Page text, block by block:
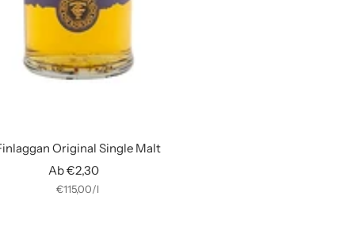
Original Single Malt
Angebotspreis
Ab €2,30
€115,00/l